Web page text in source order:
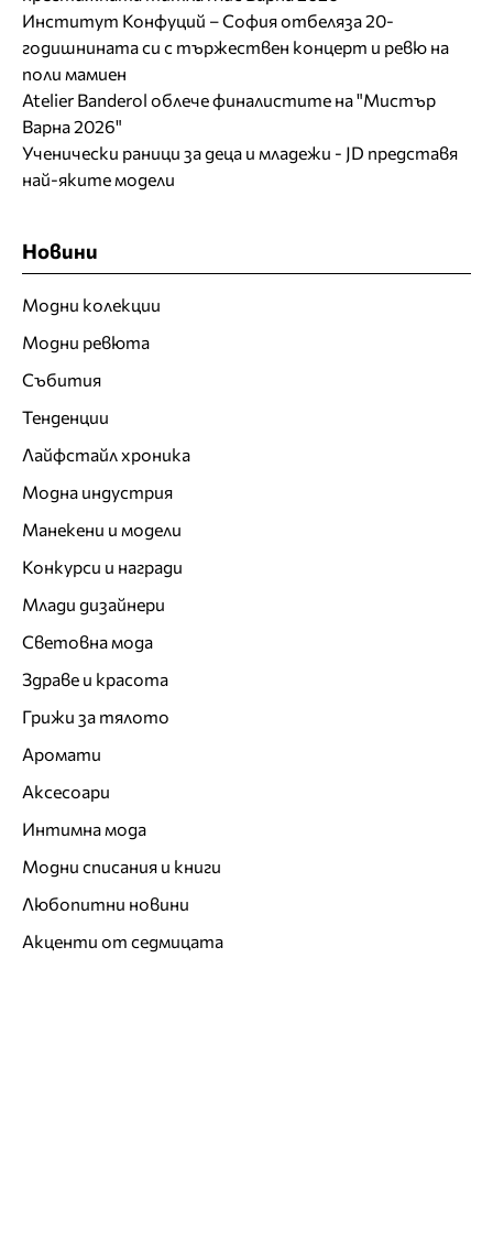
Институт Конфуций – София отбеляза 20-
годишнината си с тържествен концерт и ревю на
поли мамиен
Atelier Banderol облече финалистите на "Мистър
Варна 2026"
Ученически раници за деца и младежи - JD представя
най-яките модели
Новини
Модни колекции
Модни ревюта
Събития
Тенденции
Лайфстайл хроника
Модна индустрия
Манекени и модели
Конкурси и награди
Млади дизайнери
Световна мода
Здраве и красота
Грижи за тялото
Аромати
Аксесоари
Интимна мода
Модни списания и книги
Любопитни новини
Акценти от седмицата